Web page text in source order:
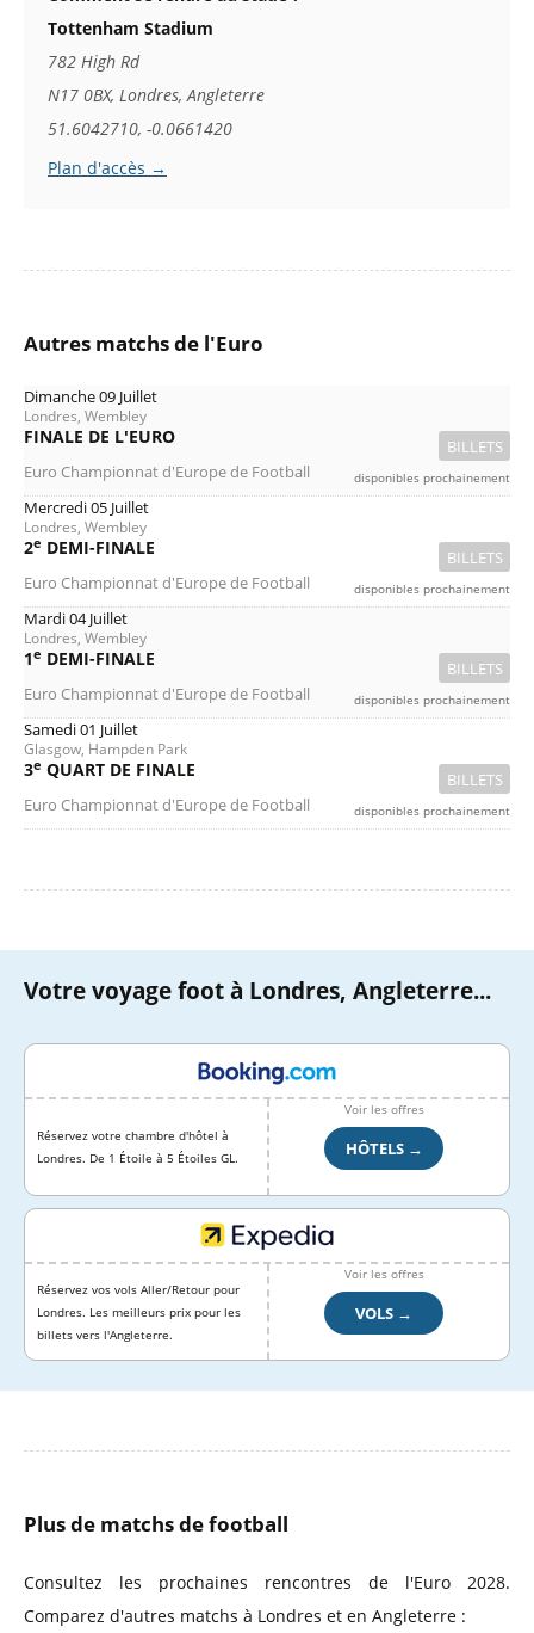
Tottenham Stadium
782 High Rd
N17 0BX, Londres, Angleterre
51.6042710, -0.0661420
Plan d'accès →
Autres matchs de l'Euro
Dimanche 09 Juillet
Londres, Wembley
BILLETS
FINALE DE L'EURO
Euro Championnat d'Europe de Football disponibles prochainement
Mercredi 05 Juillet
Londres, Wembley
BILLETS
2e DEMI-FINALE
Euro Championnat d'Europe de Football disponibles prochainement
Mardi 04 Juillet
Londres, Wembley
BILLETS
1e DEMI-FINALE
Euro Championnat d'Europe de Football disponibles prochainement
Samedi 01 Juillet
Glasgow, Hampden Park
BILLETS
3e QUART DE FINALE
Euro Championnat d'Europe de Football disponibles prochainement
Votre voyage foot à Londres, Angleterre...
Réservez votre chambre d'hôtel à
Londres. De 1 Étoile à 5 Étoiles GL.
Voir les offres
HÔTELS →
Réservez vos vols Aller/Retour pour
Londres. Les meilleurs prix pour les
billets vers l'Angleterre.
Voir les offres
VOLS →
Plus de matchs de football
Consultez les prochaines rencontres de l'Euro 2028.
Comparez d'autres matchs à Londres et en Angleterre :